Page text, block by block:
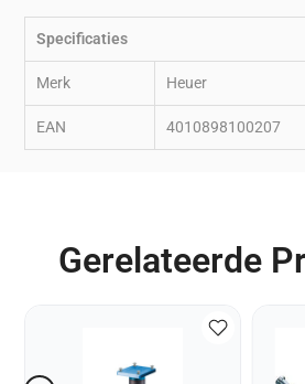
Specificaties
Merk Heuer
EAN 4010898100207
Gerelateerde